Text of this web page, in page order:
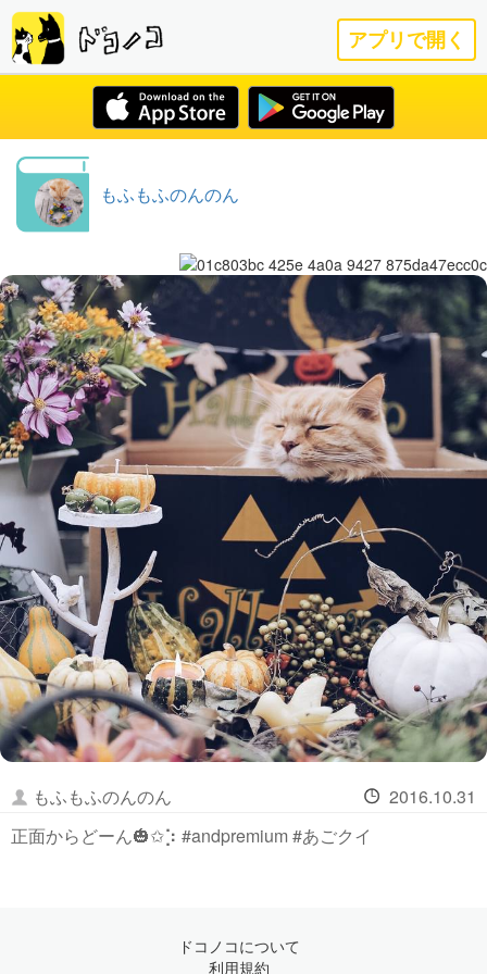
アプリで開く
もふもふのんのん
もふもふのんのん
2016.10.31
正面からどーん🎃✩⡱ #andpremium #あごクイ
ドコノコについて
利用規約